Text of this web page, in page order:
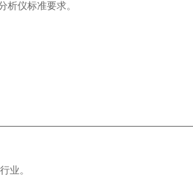
析仪标准要求。
业。